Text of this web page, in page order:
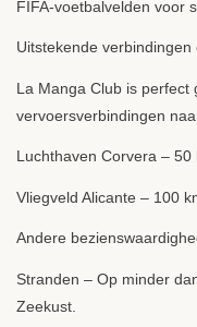
FIFA-voetbalvelden voor
Uitstekende
La Manga Club is perfect
vervoersverbindingen
Luchthaven Corvera –
Vliegveld Alicante – 100
Andere
Stranden – Op minder
Zeekust.